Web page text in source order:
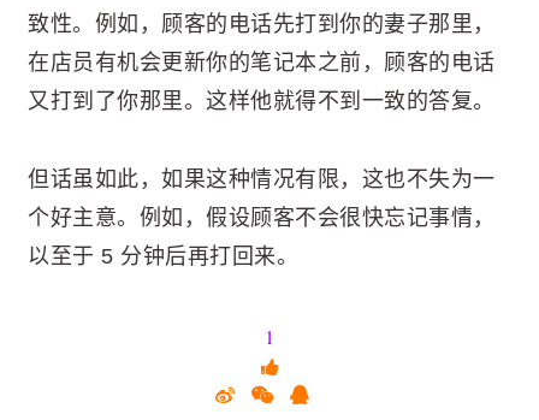
致性。例如，顾客的电话先打到你的妻子那里，
在店员有机会更新你的笔记本之前，顾客的电话
又打到了你那里。这样他就得不到一致的答复。
但话虽如此，如果这种情况有限，这也不失为一
个好主意。例如，假设顾客不会很快忘记事情，
以至于 5 分钟后再打回来。
1